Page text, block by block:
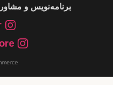
برنامه‌نویس و